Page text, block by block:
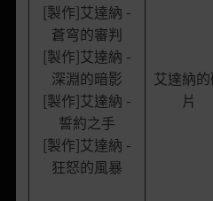
[製作]艾達納 -
蒼穹的審判
[製作]艾達納 -
深淵的暗影
[製作]艾達納 -
誓約之手
[製作]艾達納 -
狂怒的風暴
艾達納
片